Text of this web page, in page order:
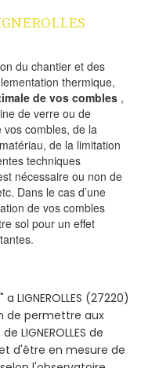
du chantier et des
thermique,
de vos combles ,
de verre ou de
vos combles, de la
de la limitation
techniques
nécessaire ou non de
Dans le cas d’une
de vos combles
sol pour un effet
LIGNEROLLES (27220)
de permettre aux
LIGNEROLLES de
d'être en mesure de